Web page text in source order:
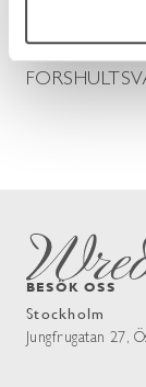
TOLLARP
BESÖK OSS
Stockholm
Jungfrugatan 27,